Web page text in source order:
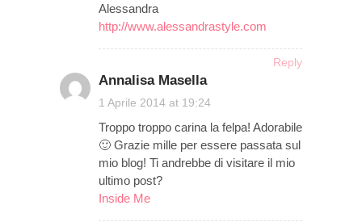
Alessandra
http://www.alessandrastyle.com
Reply
Annalisa Masella
1 Aprile 2014 at 19:24
Troppo troppo carina la felpa! Adorabile
🙂 Grazie mille per essere passata sul
mio blog! Ti andrebbe di visitare il mio
ultimo post?
Inside Me